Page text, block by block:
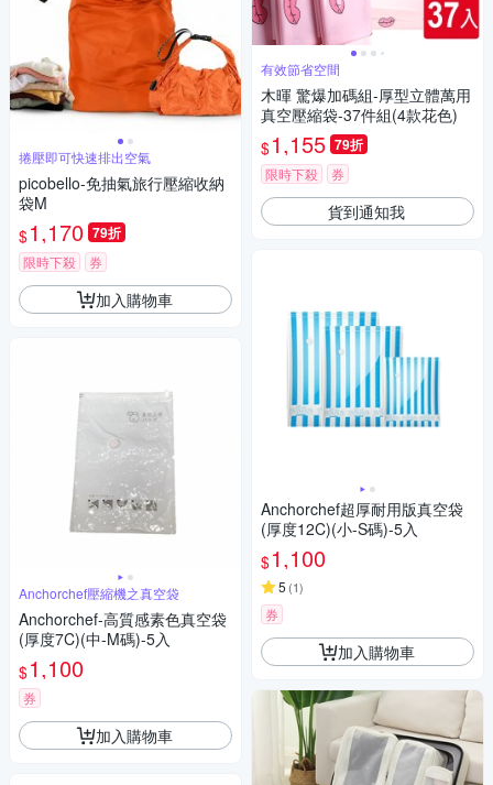
捲壓即可快速排出空氣
picobello-免抽氣旅行壓縮收納
袋M
$1,170 79折
限時下殺 券
加入購物車
Anchorchef壓縮機之真空袋
Anchorchef-高質感素色真空袋
(厚度7C)(中-M碼)-5入
$1,100
券
加入購物車
有效節省空間
木暉 驚爆加碼組-厚型立體萬用
真空壓縮袋-37件組(4款花色)
$1,155 79折
限時下殺 券
貨到通知我
Anchorchef超厚耐用版真空袋
(厚度12C)(小-S碼)-5入
$1,100
5 (1)
券
加入購物車